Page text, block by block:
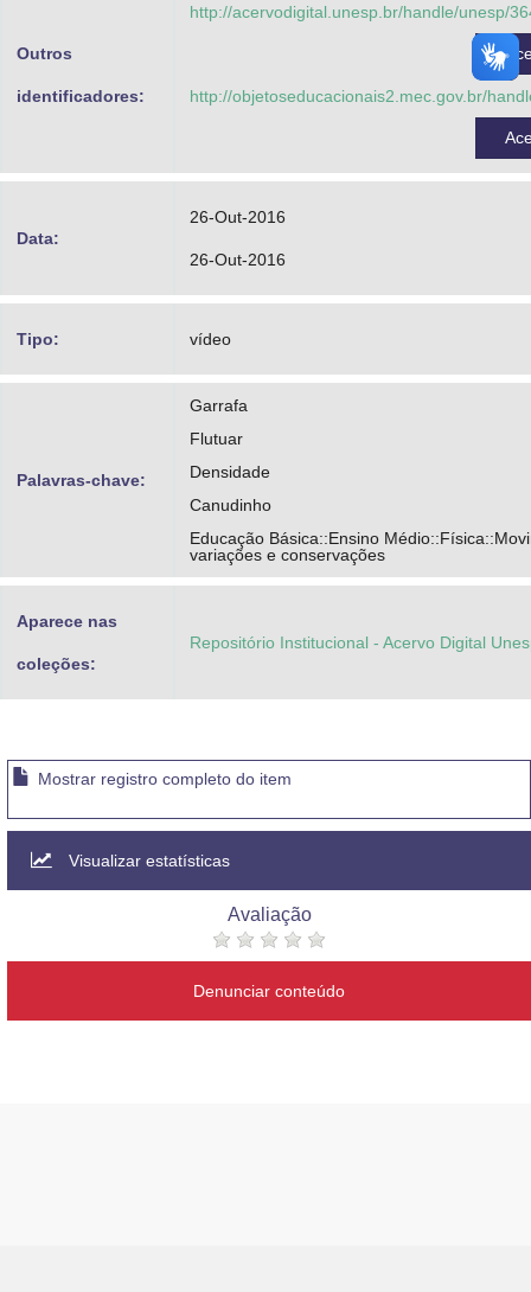
Outros
identificadores:
http://acervodigital.unesp.br/handle/unesp/
http://objetoseducacionais2.mec.gov.br/
Data:
26-Out-2016
26-Out-2016
Tipo: vídeo
Palavras-chave:
Garrafa
Flutuar
Densidade
Canudinho
Educação Básica::Ensino
variações e conservações
Aparece nas
coleções:
Repositório Institucional - Acervo Digital
Mostrar registro completo do item
Visualizar estatísticas
Avaliação
Denunciar conteúdo